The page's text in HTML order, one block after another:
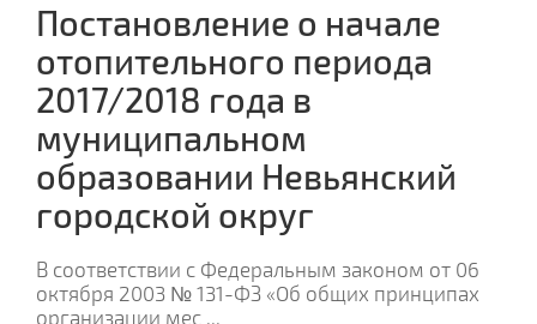
Постановление о начале
отопительного периода
2017/2018 года в
муниципальном
образовании Невьянский
городской округ
В соответствии с Федеральным законом от 06
октября 2003 № 131-ФЗ «Об общих принципах
организации мес ...